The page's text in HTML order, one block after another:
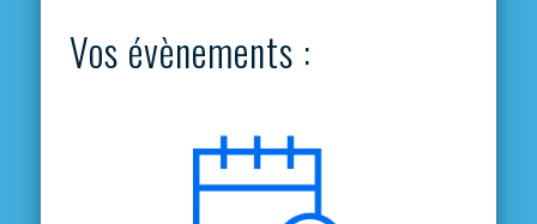
Vos évènements :